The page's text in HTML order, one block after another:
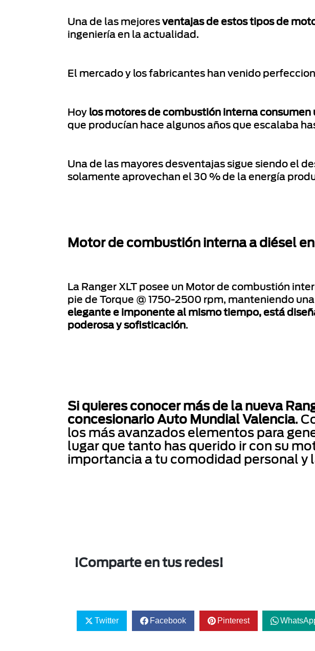
Una de las mejores ventajas de estos tipos de
ingeniería en la actualidad.
El mercado y los fabricantes han venido
Hoy los motores de combustión interna consumen
que producían hace algunos años que escalaba
Una de las mayores desventajas sigue siendo el
solamente aprovechan el 30 % de la energía
Motor de combustión interna a diésel
La Ranger XLT posee un Motor de combustión
pie de Torque @ 1750-2500 rpm, manteniendo
elegante e imponente al mismo tiempo, está
poderosa y sofisticación.
Si quieres conocer más de la nueva
concesionario Auto Mundial Valencia.
los más avanzados elementos para
lugar que tanto has querido ir con su
importancia a tu comodidad personal y
¡Comparte en tus redes!
Twitter Facebook Pinterest